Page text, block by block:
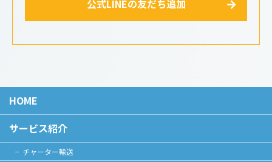
公式LINEの友だち追加
HOME
サービス紹介
チャーター輸送